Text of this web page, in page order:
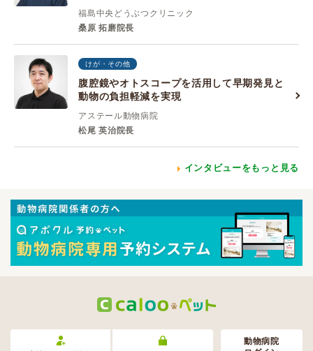
福島中央どうぶつクリニック
桑原 拓磨院長
けが・その他
腹腔鏡やオトスコープを活用して早期発見と
動物の負担軽減を実現
アステール動物病院
松尾 英治院長
インタビューをもっと見る
動物病院